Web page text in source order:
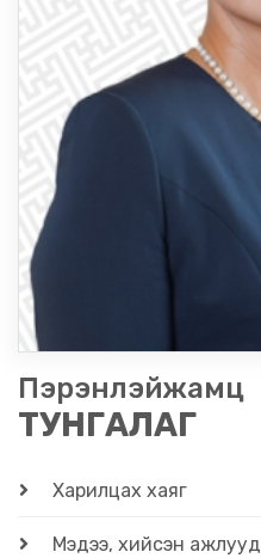
Пэрэнлэйжамц
ТУНГАЛАГ
Харилцах хаяг
Мэдээ, хийсэн ажлууд